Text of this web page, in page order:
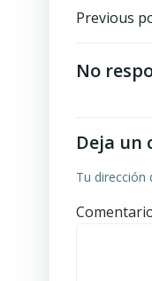
de
Previous
No
Deja un
Tu dirección